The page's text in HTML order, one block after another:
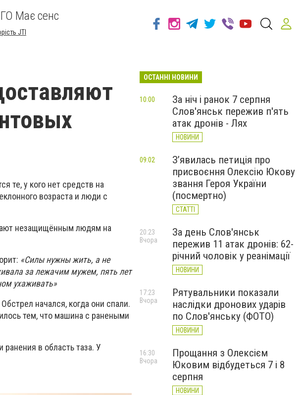
ГО Має сенс
JTI
те, у кого нет средств на
возраста и люди с
незащищённым людям на
«Силы нужны жить, а не
за лежачим мужем, пять лет
ухаживать»
начался, когда они спали.
тем, что машина с ранеными
в область таза. У
ОСТАННІ НОВИНИ
За ніч і ранок 7 серпня
Слов'янськ пережив п'ять
атак дронів - Лях
НОВИНИ
10:00
З’явилась петиція про
присвоєння Олексію Юкову
звання Героя України
(посмертно)
СТАТТІ
09:02
За день Слов'янськ
пережив 11 атак дронів: 62-
річний чоловік у реанімації
НОВИНИ
20:23
Вчора
Рятувальники показали
наслідки дронових ударів
по Слов'янську (ФОТО)
НОВИНИ
17:23
Вчора
Прощання з Олексієм
Юковим відбудеться 7 і 8
серпня
НОВИНИ
16:30
Вчора